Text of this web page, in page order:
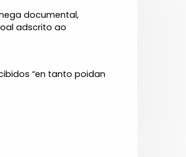
documental,
adscrito ao
“en tanto poidan